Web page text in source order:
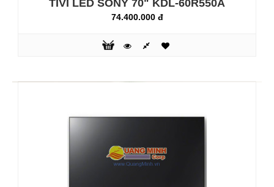
Blu-ray™, truyền hình, tải từ mạng hay các đoạn phim độ
tân tiến X-Reality™ PRO mới nhất sẽ xử lý các dữ liệu thô
TIVI LED SONY 70" KDL-60R550A
74.400.000 đ